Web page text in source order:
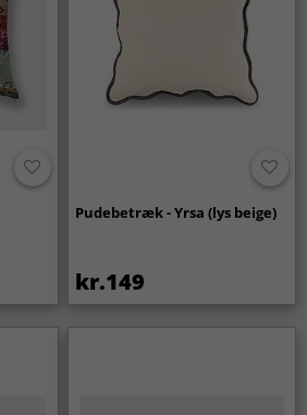
Pudebetræk - Yrsa (lys beige)
kr.149